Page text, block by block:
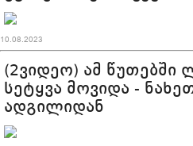
10.08.2023
(2ვიდეო) ამ წუთებში
სეტყვა მოვიდა -
ადგილიდან